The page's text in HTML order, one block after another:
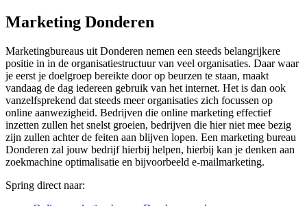
Marketing Donderen
Marketingbureaus uit Donderen nemen een steeds belangrijkere
positie in in de organisatiestructuur van veel organisaties. Daar waar
je eerst je doelgroep bereikte door op beurzen te staan, maakt
vandaag de dag iedereen gebruik van het internet. Het is dan ook
vanzelfsprekend dat steeds meer organisaties zich focussen op
online aanwezigheid. Bedrijven die online marketing effectief
inzetten zullen het snelst groeien, bedrijven die hier niet mee bezig
zijn zullen achter de feiten aan blijven lopen. Een marketing bureau
Donderen zal jouw bedrijf hierbij helpen, hierbij kan je denken aan
zoekmachine optimalisatie en bijvoorbeeld e-mailmarketing.
Spring direct naar: